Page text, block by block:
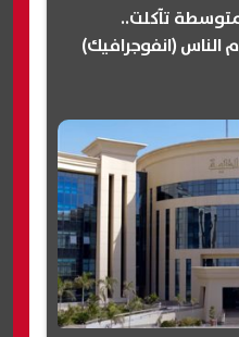
تآكلت..
الناس (انفوجرافيك)